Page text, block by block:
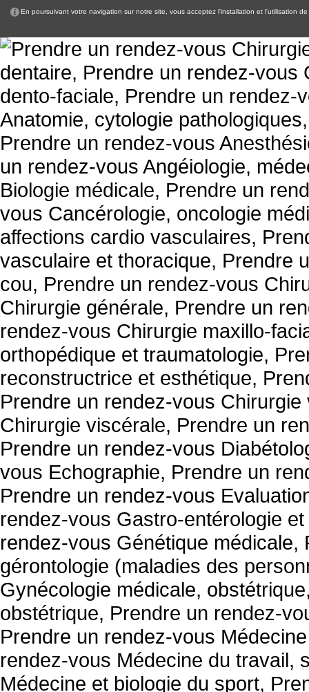
En poursuivant votre navigation sur notre site, vous acceptez l'installation et l'utilisation